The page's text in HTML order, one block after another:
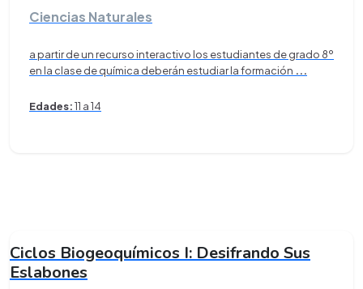
Ciencias Naturales
a partir de un recurso interactivo los estudiantes de grado 8º
en la clase de química deberán estudiar la formación ...
Edades:11 a 14
Ciclos Biogeoquímicos I: Desifrando Sus
Eslabones